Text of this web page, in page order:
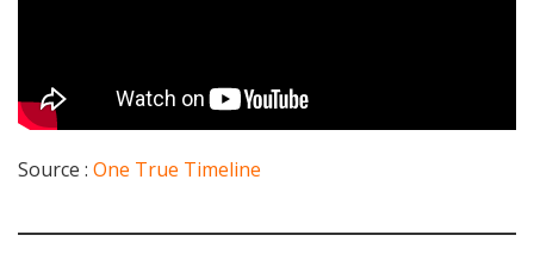
Source : One True Timeline